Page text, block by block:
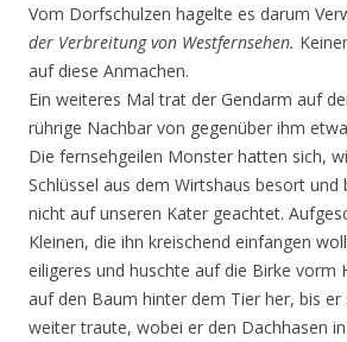
Vom Dorfschulzen hagelte es darum
der Verbreitung von Westfernsehen.
auf diese Anmachen.
Ein weiteres Mal trat der Gendarm auf
rührige Nachbar von gegenüber ihm
Die fernsehgeilen Monster hatten sich,
Schlüssel aus dem Wirtshaus besort und
nicht auf unseren Kater geachtet.
Kleinen, die ihn kreischend einfangen
eiligeres und huschte auf die Birke vorm
auf den Baum hinter dem Tier her, bis er
weiter traute, wobei er den Dachhasen